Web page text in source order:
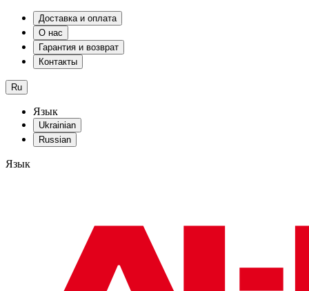
Доставка и оплата
О нас
Гарантия и возврат
Контакты
Ru
Язык
Ukrainian
Russian
Язык